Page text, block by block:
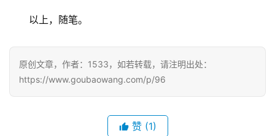
以上，随笔。
原创文章，作者：1533，如若转载，请注明出处：
https://www.goubaowang.com/p/96
赞 (1)